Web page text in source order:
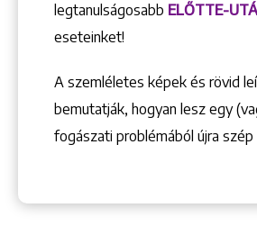
legtanulságosabb ELŐTTE-
eseteinket!
A szemléletes képek és rövid
bemutatják, hogyan lesz egy
fogászati problémából újra szép